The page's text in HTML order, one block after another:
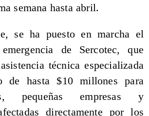
semana hasta abril.
se ha puesto en marcha el
de Sercotec, que
técnica especializada
de hasta $10 millones para
pequeñas empresas y
directamente por los